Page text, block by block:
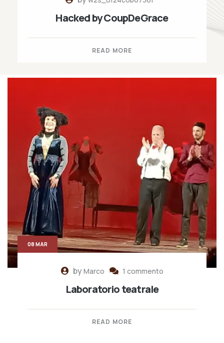
Hacked by CoupDeGrace
READ MORE
byMarco 1 commento
Laboratorio teatrale
READ MORE
08 MAR